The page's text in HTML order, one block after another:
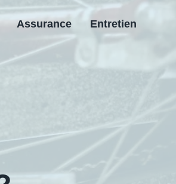
Assurance Entretien